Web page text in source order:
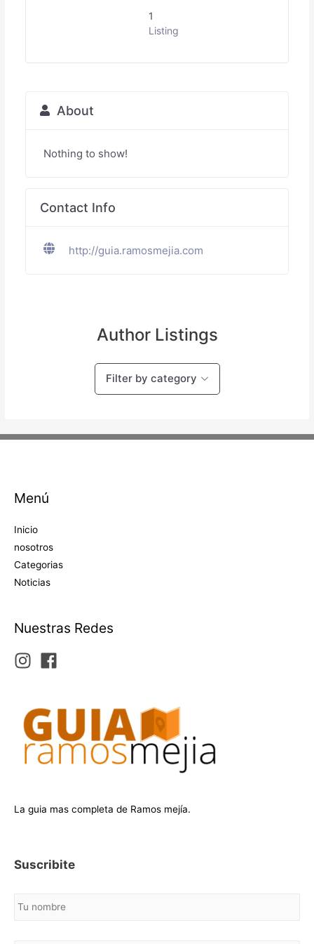
1
Listing
About
Nothing to show!
Contact Info
http://guia.ramosmejia.com
Author Listings
Filter by category
Menú
Inicio
nosotros
Categorias
Noticias
Nuestras Redes
La guia mas completa de Ramos mejía.
Suscribite
o